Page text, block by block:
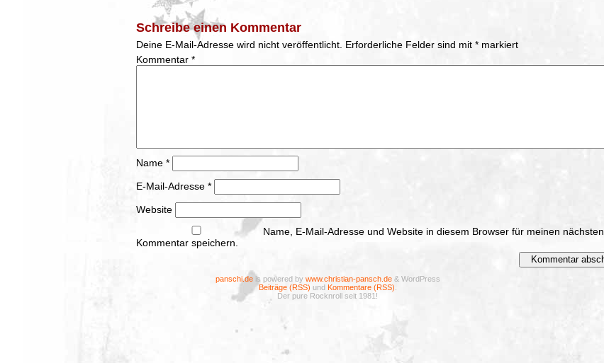
Schreibe einen Kommentar
Deine E-Mail-Adresse wird nicht veröffentlicht. Erforderliche Felder sind mit * markiert
Kommentar *
Name *
E-Mail-Adresse *
Website
Name, E-Mail-Adresse und Website in diesem Browser für meinen nächsten
Kommentar speichern.
panschi.deis powered by www.christian-pansch.de& WordPress
Beiträge (RSS) und Kommentare (RSS)
Der pure Rocknroll seit 1981!